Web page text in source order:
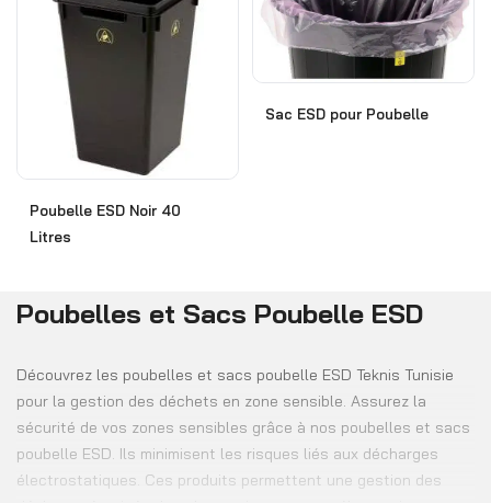
Poubelle ESD Noir 40
Litres
Sac ESD pour Poubelle
Poubelles et Sacs Poubelle ESD
Découvrez les poubelles et sacs poubelle ESD Teknis Tunisie
pour la gestion des déchets en zone sensible. Assurez la
sécurité de vos zones sensibles grâce à nos poubelles et sacs
poubelle ESD. Ils minimisent les risques liés aux décharges
électrostatiques. Ces produits permettent une gestion des